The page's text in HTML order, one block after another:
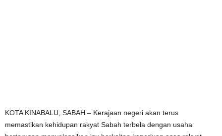
KOTA KINABALU, SABAH – Kerajaan negeri akan terus
memastikan kehidupan rakyat Sabah terbela dengan usaha